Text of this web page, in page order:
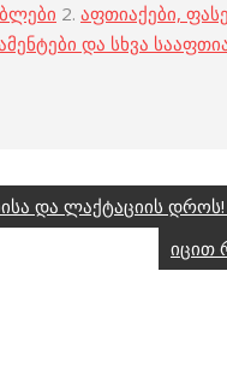
2. აფთიაქები,
და სხვა
და ლაქტაციის
იცით